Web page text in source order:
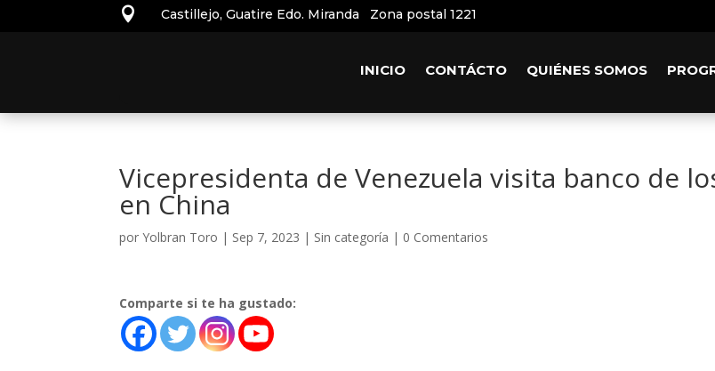
 Castillejo, Guatire Edo. Miranda Zona postal 1221
INICIO CONTÁCTO QUIÉNES SOMOS
Vicepresidenta de Venezuela visita banco de
en China
porYolbran Toro | Sep 7, 2023 | Sin categoría | 0 Comentarios
Comparte si te ha gustado: